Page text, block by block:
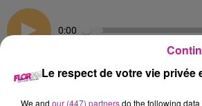
0:00
Le respect de votre vie privée
We and our (447) partnersdo the following